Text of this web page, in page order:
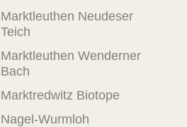
Marktleuthen Neudeser
Teich
Marktleuthen Wenderner
Bach
Marktredwitz Biotope
Nagel-Wurmloh